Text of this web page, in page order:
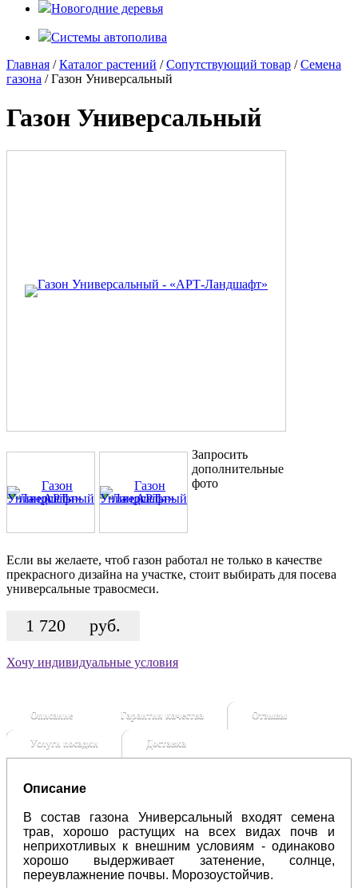
Новогодние деревья
Системы автополива
Главная /Каталог растений /Сопутствующий товар /Семена
газона / Газон Универсальный
Газон Универсальный
Запросить
дополнительные
фото
Если вы желаете, чтоб газон работал не только в качестве
прекрасного дизайна на участке, стоит выбирать для посева
универсальные травосмеси.
1 720 руб.
Хочу индивидуальные условия
Описание Гарантия качества Отзывы
Услуги посадки Доставка
Описание
В состав газона Универсальный входят семена
трав, хорошо растущих на всех видах почв и
неприхотливых к внешним условиям - одинаково
хорошо выдерживает затенение, солнце,
переувлажнение почвы. Морозоустойчив.